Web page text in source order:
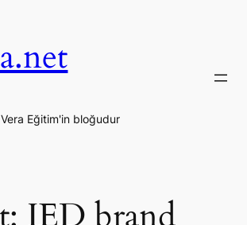
Eğitim'in bloğudur